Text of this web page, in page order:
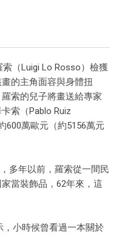
（Luigi Lo Rosso）檢獲
的主角面容與身體扭
索的兒子將畫送給專家
索（Pablo Ruiz
600萬歐元（約5156萬元
多年以前，羅索從一間民
當裝飾品，62年來，這
，小時候曾看過一本關於